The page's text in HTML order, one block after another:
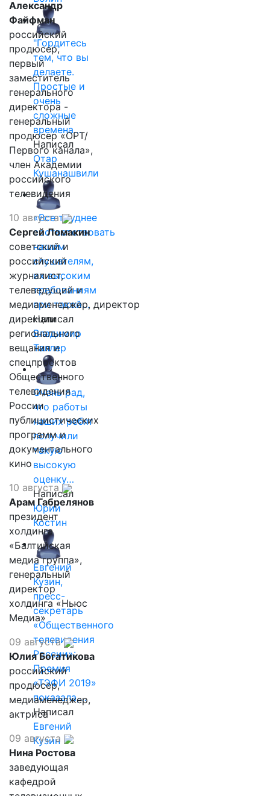
"Гордитесь
тем, что вы
делаете.
Простые и
очень
сложные
времена…
Написал
Отар
Кушанашвили
«Все труднее
соответствовать
нашим
слушателям,
их высоким
требованиям
при такой…
Написал
Владимир
Таллер
Очень рад,
что работы
наших ребят
получили
такую
высокую
оценку…
Написал
Юрий
Костин
Евгений
Кузин,
пресс-
секретарь
«Общественного
телевидения
России»:
Премия
«ТЭФИ 2019»
показала,…
Написал
Евгений
Кузин
Александр
Файфман
российский
продюсер,
первый
заместитель
генерального
директора -
генеральный
продюсер «ОРТ/
Первого канала»,
член Академии
российского
телевидения
10 августа
Сергей Ломакин
советский и
российский
журналист,
телеведущий и
медиаменеджер, директор
дирекции
регионального
вещания и
спецпроектов
Общественного
телевидения
России
публицистических
программ и
документального
кино
10 августа
Арам Габрелянов
президент
холдинга
«Балтийская
медиа группа»,
генеральный
директор
холдинга «Ньюс
Медиа»
09 августа
Юлия Богатикова
российский
продюсер,
медиаменеджер,
актриса
09 августа
Нина Ростова
заведующая
кафедрой